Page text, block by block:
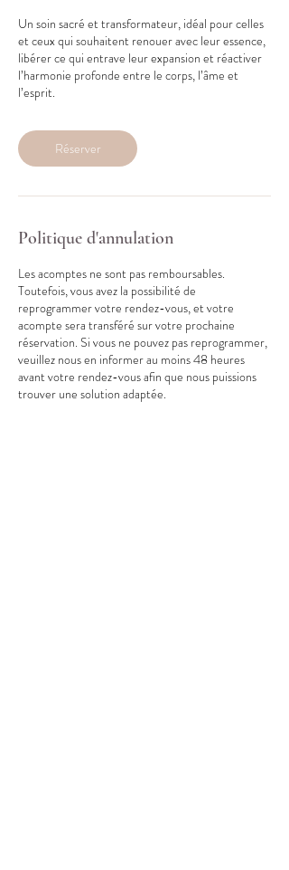
Un soin sacré et transformateur, idéal pour celles
et ceux qui souhaitent renouer avec leur essence,
libérer ce qui entrave leur expansion et réactiver
l’harmonie profonde entre le corps, l’âme et
l’esprit.
Réserver
Politique d'annulation
Les acomptes ne sont pas remboursables.
Toutefois, vous avez la possibilité de
reprogrammer votre rendez-vous, et votre
acompte sera transféré sur votre prochaine
réservation. Si vous ne pouvez pas reprogrammer,
veuillez nous en informer au moins 48 heures
avant votre rendez-vous afin que nous puissions
trouver une solution adaptée.